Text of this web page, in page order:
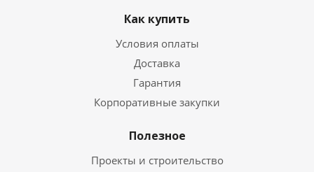
Как купить
Условия оплаты
Доставка
Гарантия
Корпоративные закупки
Полезное
Проекты и строительство